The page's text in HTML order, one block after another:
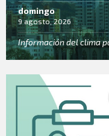
domingo
9 agosto, 2026
Información del clima